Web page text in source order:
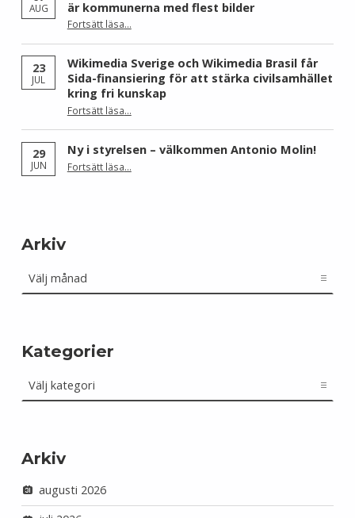
AUG
är kommunerna med flest bilder
Fortsätt läsa“Skåne dominerar årets Wiki Loves Earth – här är kommunerna med flest bilder”
…
23
JUL
Wikimedia Sverige och Wikimedia Brasil får
Sida-finansiering för att stärka civilsamhället
kring fri kunskap
Fortsätt läsa“Wikimedia Sverige och Wikimedia Brasil får Sida-finansiering för att stärka civilsamhället kring fri kunskap”
…
29
JUN
Ny i styrelsen – välkommen Antonio Molin!
Fortsätt läsa“Ny i styrelsen – välkommen Antonio Molin!”
…
Arkiv
Kategorier
Arkiv
augusti 2026